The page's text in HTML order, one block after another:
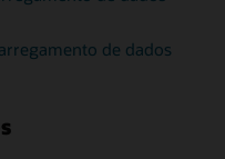
de dados